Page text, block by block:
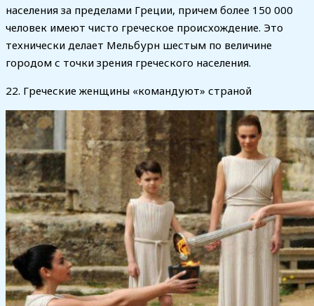
населения за пределами Греции, причем более 150 000
человек имеют чисто греческое происхождение. Это
технически делает Мельбурн шестым по величине
городом с точки зрения греческого населения.
22. Греческие женщины «командуют» страной